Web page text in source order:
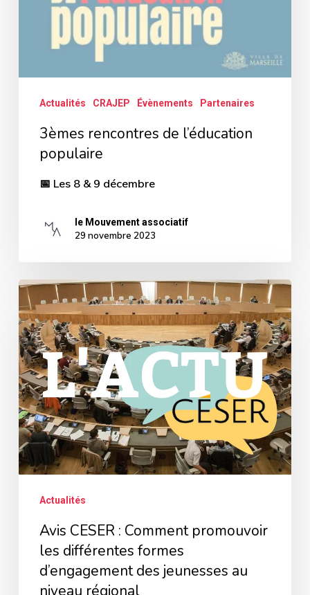
Actualités CRAJEP Évènements Partenaires
3èmes rencontres de l’éducation
populaire
📅 Les 8 & 9 décembre
le Mouvement associatif
29 novembre 2023
Avis
CESER
:
Comment
promouvoir
les
différentes
formes
d’engagement
niveau
régional
Actualités
Avis CESER : Comment promouvoir
les différentes formes
d’engagement des jeunesses au
niveau régional